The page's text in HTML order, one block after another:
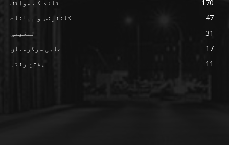
قائد کے مواقف
170
کانفرنس و بیانات
47
تنظیمی
31
علمی سرگرمیاں
17
ہفتۂِ رفتہ
11